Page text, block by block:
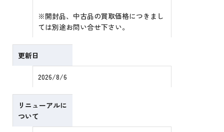
※開封品、中古品の買取価格につきまし
ては別途お問い合せ下さい。
更新日
2026/8/6
リニューアルに
ついて